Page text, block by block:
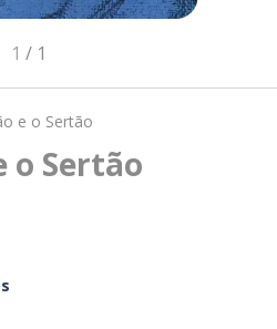
1 / 1
e o Sertão
o Sertão